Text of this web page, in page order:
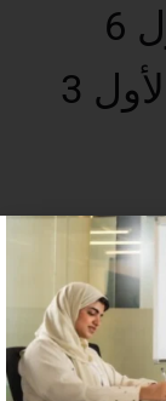
6
3
الأبد!
الأبد!